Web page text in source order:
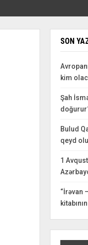
SON
kim
Şah
Bulud
qeyd
1
“İrəvan